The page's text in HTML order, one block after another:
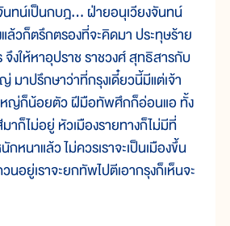
น์เป็นกบฎ... ฝ่ายอนุเวียงจันทน์
ล้วก็ตรึกตรองที่จะคิดมา ประทุษร้าย
งให้หาอุปราช ราชวงศ์ สุทธิสารกับ
มาปรึกษาว่าที่กรุงเดี๋ยวนี้มีแต่เจ้า
หญ่ก็น้อยตัว ฝีมือทัพศึกก็อ่อนแอ ทั้ง
าก็ไม่อยู่ หัวเมืองรายทางก็ไม่มีที่
หนาแล้ว ไม่ควรเราจะเป็นเมืองขึ้น
อยู่เราจะยกทัพไปตีเอากรุงก็เห็นจะ